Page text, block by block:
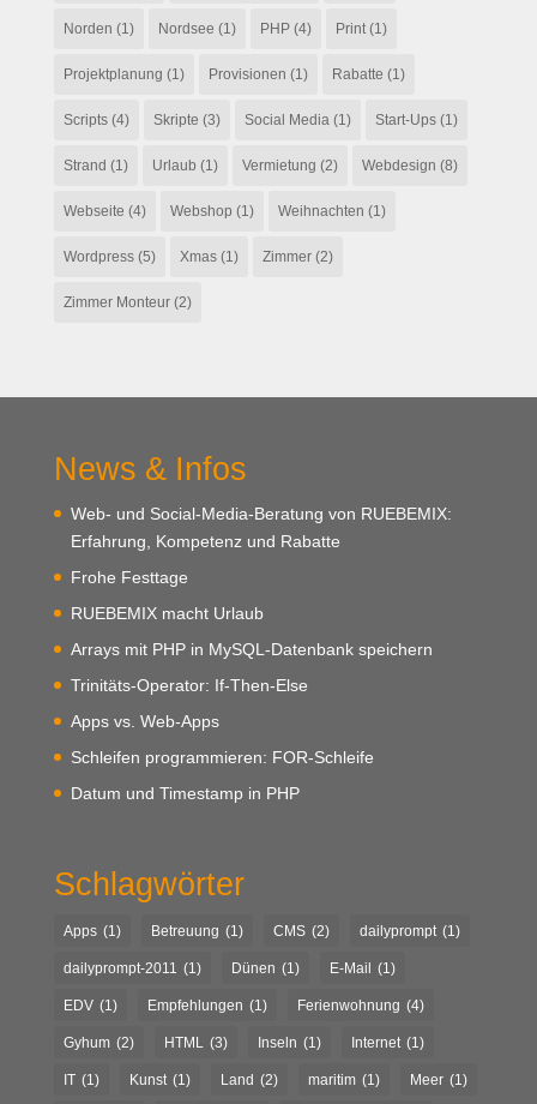
Norden (1) Nordsee (1) PHP(4) Print(1)
Projektplanung (1) Provisionen (1) Rabatte (1)
Scripts(4) Skripte (3) Social Media(1) Start-Ups(1)
Strand (1) Urlaub (1) Vermietung (2) Webdesign (8)
Webseite (4) Webshop (1) Weihnachten (1)
Wordpress(5) Xmas(1) Zimmer(2)
Zimmer Monteur(2)
News & Infos
Web- und Social-Media-Beratung von RUEBEMIX:
Erfahrung, Kompetenz und Rabatte
Frohe Festtage
RUEBEMIX macht Urlaub
Arrays mit PHP in MySQL-Datenbank speichern
Trinitäts-Operator: If-Then-Else
Apps vs. Web-Apps
Schleifen programmieren: FOR-Schleife
Datum und Timestamp in PHP
Schlagwörter
Apps (1) Betreuung (1) CMS (2) dailyprompt (1)
dailyprompt-2011 (1) Dünen (1) E-Mail (1)
EDV (1) Empfehlungen (1) Ferienwohnung (4)
Gyhum (2) HTML (3) Inseln (1) Internet (1)
IT (1) Kunst (1) Land (2) maritim (1) Meer (1)